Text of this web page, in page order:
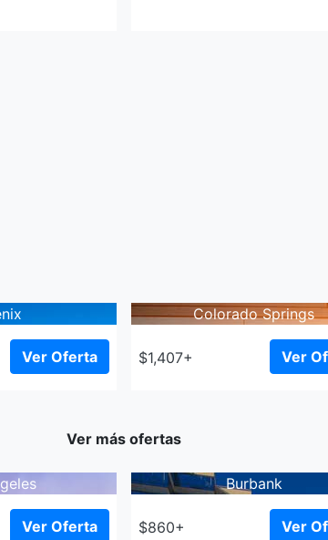
Ver Oferta
Colorado Springs
$1,407+ Ver
Ver más ofertas
Ver Oferta
Burbank
$860+ Ver